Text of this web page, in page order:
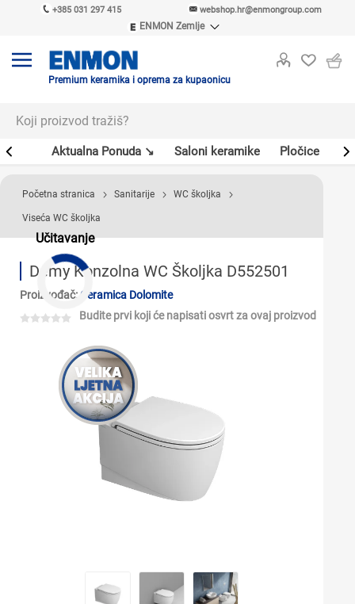
+385 031 297 415 webshop.hr@enmongroup.com
ENMON Zemlje
ENMON MKD
Premium keramika i oprema za kupaonicu
Aktualna Ponuda ↘ Saloni keramike Pločice
Učitavanje
Početna stranica Sanitarije WC školjka
Viseća WC školjka
Demy Konzolna WC Školjka D552501
Proizvođač: Ceramica Dolomite
Budite prvi koji će napisati osvrt za ovaj proizvod